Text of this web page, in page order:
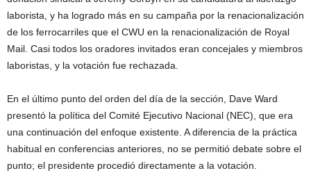
laborista, y ha logrado más en su campaña por la renacionalización
de los ferrocarriles que el CWU en la renacionalización de Royal
Mail. Casi todos los oradores invitados eran concejales y miembros
laboristas, y la votación fue rechazada.
En el último punto del orden del día de la sección, Dave Ward
presentó la política del Comité Ejecutivo Nacional (NEC), que era
una continuación del enfoque existente. A diferencia de la práctica
habitual en conferencias anteriores, no se permitió debate sobre el
punto; el presidente procedió directamente a la votación.